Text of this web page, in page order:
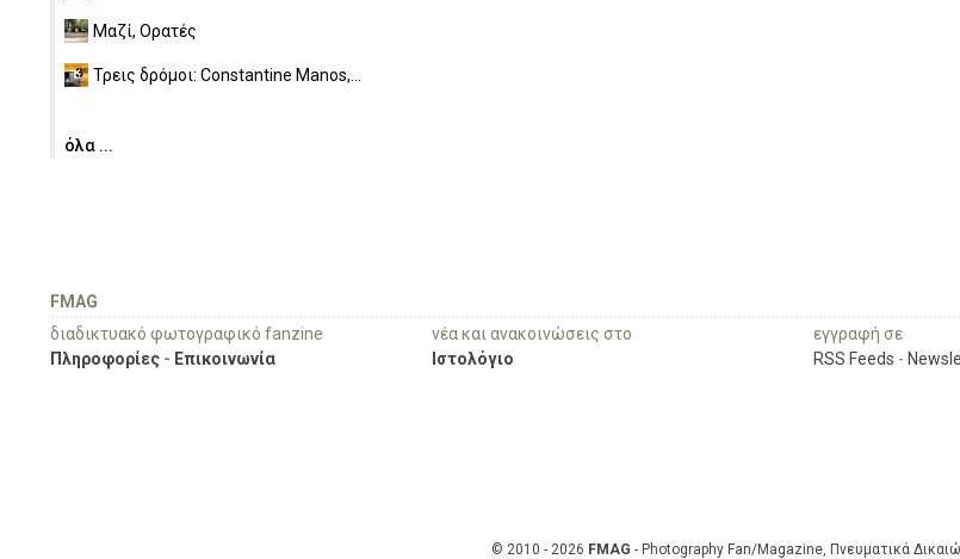
Μαζί, Ορατές
Τρεις δρόμοι: Constantine Manos,...
όλα ...
FMAG
διαδικτυακό φωτογραφικό fanzine
Πληροφορίες - Επικοινωνία
νέα και ανακοινώσεις στο
Ιστολόγιο
εγγραφή σε
RSS Feeds -
© 2010 - 2026 FMAG - Photography Fan/Magazine, Πνευματικά